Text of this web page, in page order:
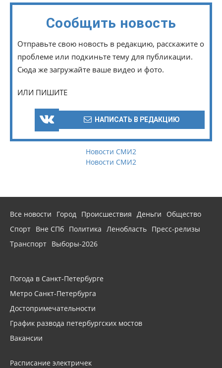
Сообщить новость
Отправьте свою новость в редакцию, расскажите о
проблеме или подкиньте тему для публикации.
Сюда же загружайте ваше видео и фото.
ИЛИ ПИШИТЕ
НАПИСАТЬ В РЕДАКЦИЮ
Новости СМИ2
Новости СМИ2
Все новости Город Происшествия Деньги
Общество
Спорт Вне СПб Политика Ленобласть Пресс-релизы
Транспорт Выборы-2026
Погода в Санкт-Петербурге
Метро Санкт-Петербурга
Достопримечательности
График развода петербургских мостов
Вакансии
Расписание электричек